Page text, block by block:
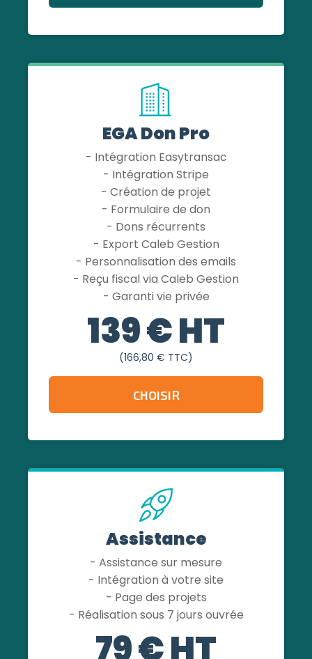
EGA Don Pro
- Intégration Easytransac
- Intégration Stripe
- Création de projet
- Formulaire de don
- Dons récurrents
- Export Caleb Gestion
- Personnalisation des emails
- Reçu fiscal via Caleb Gestion
- Garanti vie privée
139 € HT
(166,80 € TTC)
CHOISIR
Assistance
- Assistance sur mesure
- Intégration à votre site
- Page des projets
- Réalisation sous 7 jours ouvrée